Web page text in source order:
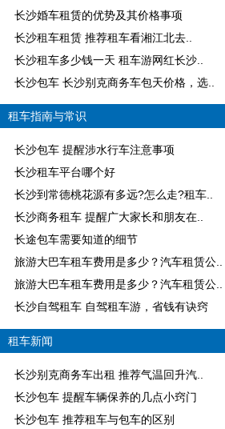
长沙婚车租赁的优势及其价格事项
长沙租车租赁 推荐租车看湘江北去..
长沙租车多少钱一天 租车游网红长沙..
长沙包车 长沙别克商务车包天价格，选..
租车指南与常识
长沙包车 提醒涉水行车注意事项
长沙租车平台哪个好
长沙到常德桃花源有多远?怎么走?租车..
长沙商务租车 提醒广大家长和朋友在..
长途包车需要知道的细节
旅游大巴车租车费用是多少？汽车租赁公..
旅游大巴车租车费用是多少？汽车租赁公..
长沙自驾租车 自驾租车游，省钱有诀窍
租车新闻
长沙别克商务车出租 推荐气温回升汽..
长沙包车 提醒车辆保养的几点小窍门
长沙包车 推荐租车与包车的区别